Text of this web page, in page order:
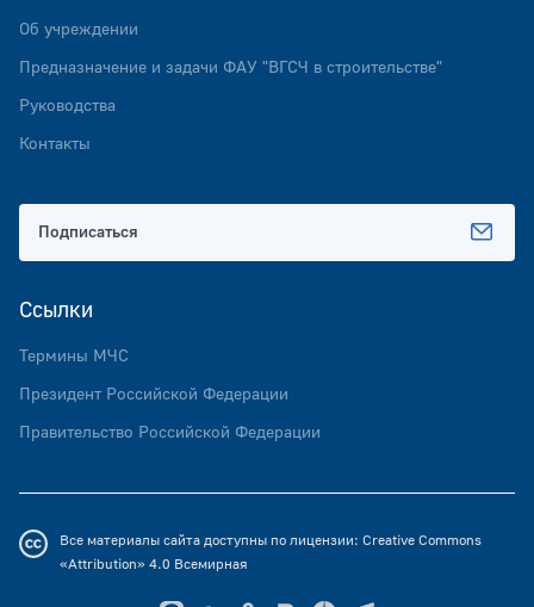
Об учреждении
Предназначение и задачи ФАУ "ВГСЧ в строительстве"
Руководства
Контакты
Ссылки
Термины МЧС
Президент Российской Федерации
Правительство Российской Федерации
Подписаться
Все материалы сайта доступны по лицензии: Creative Commons
«Attribution» 4.0 Всемирная